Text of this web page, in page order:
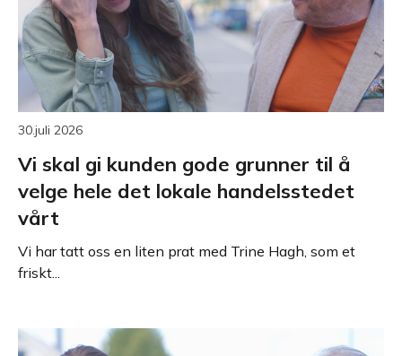
30.juli 2026
Vi skal gi kunden gode grunner til å
velge hele det lokale handelsstedet
vårt
Vi har tatt oss en liten prat med Trine Hagh, som et
friskt...